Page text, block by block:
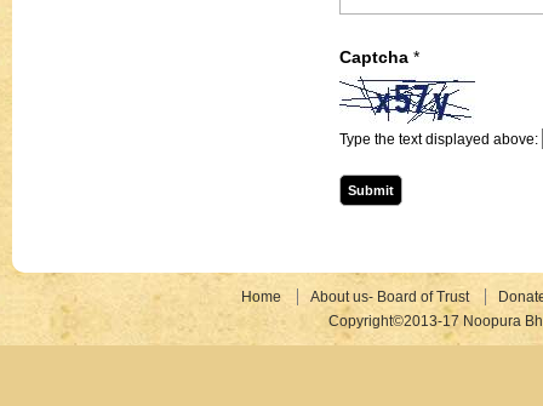
Captcha *
Type the text displayed above:
Home About us- Board of Trust
Copyright©2013-17 Noopura